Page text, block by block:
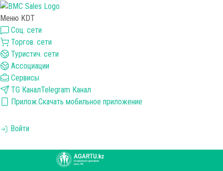
Меню KDT
Соц. сети
Торгов. сети
Туристич. сети
Ассоциации
Сервисы
TG КаналTelegram Канал
Прилож.Скачать мобильное приложение
Войти